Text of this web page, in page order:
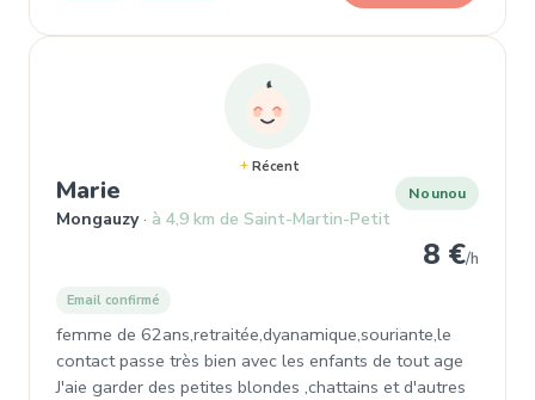
Récent
Marie
Mongauzy à 4,9 km de Saint-Martin-Petit
Nounou
8 €/h
Email confirmé
femme de 62ans,retraitée,dyanamique,souriante,le
contact passe très bien avec les enfants de tout age
J'aie garder des petites blondes ,chattains et d'autres